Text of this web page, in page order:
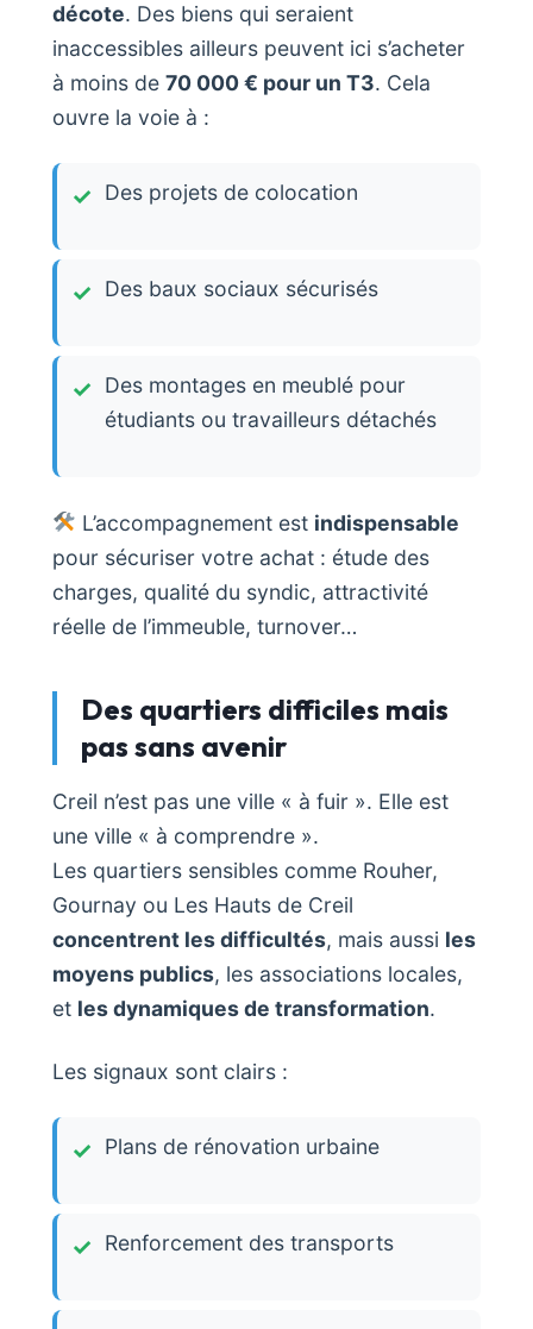
décote. Des biens qui seraient
inaccessibles ailleurs peuvent ici s’acheter
à moins de 70 000 € pour un T3. Cela
ouvre la voie à :
Des projets de colocation
Des baux sociaux sécurisés
Des montages en meublé pour
étudiants ou travailleurs détachés
L’accompagnement est indispensable
pour sécuriser votre achat : étude des
charges, qualité du syndic, attractivité
réelle de l’immeuble, turnover…
Des quartiers difficiles mais
pas sans avenir
Creil n’est pas une ville « à fuir ». Elle est
une ville « à comprendre ».
Les quartiers sensibles comme Rouher,
Gournay ou Les Hauts de Creil
concentrent les difficultés, mais aussi les
moyens publics, les associations locales,
et les dynamiques de transformation.
Les signaux sont clairs :
Plans de rénovation urbaine
Renforcement des transports